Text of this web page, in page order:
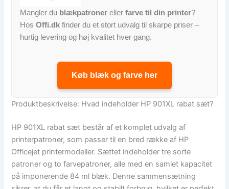
Mangler du blækpatroner ellerfarve til din printer?
HosOffi.dk finder du et stort udvalg til skarpe priser –
hurtig levering og høj kvalitet hver gang.
Køb blæk og farve her
Produktbeskrivelse: Hvad indeholder HP 901XL rabat sæt?
HP 901XL rabat sæt består af et komplet udvalg af
printerpatroner, som passer til en bred række af HP
Officejet printermodeller. Sættet indeholder tre sorte
patroner og to farvepatroner, alle med en samlet kapacitet
på imponerende 84 ml blæk. Denne sammensætning